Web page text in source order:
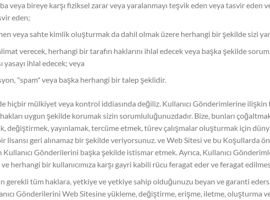
veya bireye karşı fiziksel zarar veya yaralanmayı teşvik eden veya tasvir eden
eden;
veya sahte kimlik oluşturmak da dahil olmak üzere herhangi bir şekilde sizi
verecek, herhangi bir tarafın haklarını ihlal edecek veya başka şekilde
ihlal edecek; veya
"spam" veya başka herhangi bir talep şeklidir.
hiçbir mülkiyet veya kontrol iddiasında değiliz. Kullanıcı Gönderimlerine ilişkin
uygun şekilde korumak sizin sorumluluğunuzdadır. Bize, bunları
değiştirmek, yayınlamak, tercüme etmek, türev çalışmalar oluşturmak için
lisansı geri alınamaz bir şekilde veriyorsunuz. ve Web Sitesi ve bu Koşullarda
Gönderilerini başka şekilde istismar etmek. Ayrıca, Kullanıcı
bir kullanıcımıza karşı gayri kabili rücu feragat eder ve feragat
gerekli tüm haklara, yetkiye ve yetkiye sahip olduğunuzu beyan ve garanti
Gönderilerini Web Sitesine yükleme, değiştirme, erişme, iletme, oluşturma